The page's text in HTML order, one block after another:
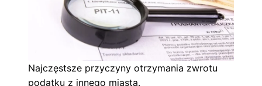
Najczęstsze przyczyny otrzymania zwrotu
podatku z innego miasta.